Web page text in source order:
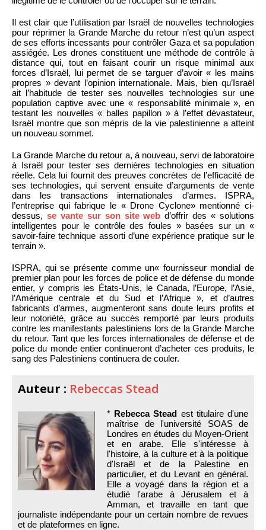
Il est clair que l’utilisation par Israël de nouvelles technologies
pour réprimer la Grande Marche du retour n’est qu’un aspect
de ses efforts incessants pour contrôler Gaza et sa population
assiégée. Les drones constituent une méthode de contrôle à
distance qui, tout en faisant courir un risque minimal aux
forces d’Israël, lui permet de se targuer d’avoir « les mains
propres » devant l’opinion internationale. Mais, bien qu’Israël
ait l’habitude de tester ses nouvelles technologies sur une
population captive avec une « responsabilité minimale », en
testant les nouvelles « balles papillon » à l’effet dévastateur,
Israël montre que son mépris de la vie palestinienne a atteint
un nouveau sommet.
La Grande Marche du retour a, à nouveau, servi de laboratoire
à Israël pour tester ses dernières technologies en situation
réelle. Cela lui fournit des preuves concrètes de l’efficacité de
ses technologies, qui servent ensuite d’arguments de vente
dans les transactions internationales d’armes. ISPRA,
l’entreprise qui fabrique le « Drone Cyclone» mentionné ci-
dessus, se vante sur son site web d’offrir des « solutions
intelligentes pour le contrôle des foules » basées sur un «
savoir-faire technique assorti d’une expérience pratique sur le
terrain ».
ISPRA, qui se présente comme un« fournisseur mondial de
premier plan pour les forces de police et de défense du monde
entier, y compris les États-Unis, le Canada, l’Europe, l’Asie,
l’Amérique centrale et du Sud et l’Afrique », et d’autres
fabricants d’armes, augmenteront sans doute leurs profits et
leur notoriété, grâce au succès remporté par leurs produits
contre les manifestants palestiniens lors de la Grande Marche
du retour. Tant que les forces internationales de défense et de
police du monde entier continueront d’acheter ces produits, le
sang des Palestiniens continuera de couler.
Auteur : Rebeccas Stead
* Rebecca Stead est titulaire d'une
maîtrise de l'université SOAS de
Londres en études du Moyen-Orient
et en arabe. Elle s'intéresse à
l'histoire, à la culture et à la politique
d'Israël et de la Palestine en
particulier, et du Levant en général.
Elle a voyagé dans la région et a
étudié l'arabe à Jérusalem et à
Amman, et travaille en tant que
journaliste indépendante pour un certain nombre de revues
et de plateformes en ligne.